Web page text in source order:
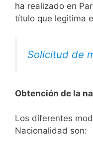
ha realizado en
título que legitima
Solicitud de
Obtención de la
​​​Los diferentes
Nacionalidad son: